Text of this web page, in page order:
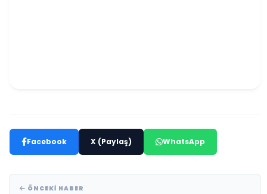
Facebook X (Paylaş) WhatsApp
ÖNCEKI HABER